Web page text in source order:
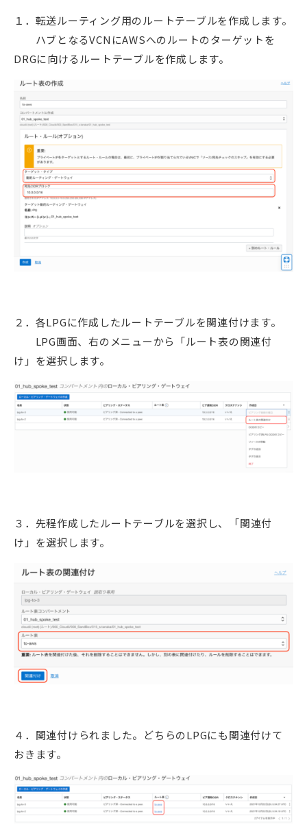
１．転送ルーティング用のルートテーブルを作成します。
ハブとなるVCNにAWSへのルートのターゲットを
DRGに向けるルートテーブルを作成します。
２．各LPGに作成したルートテーブルを関連付けます。
LPG画面、右のメニューから「ルート表の関連付
け」を選択します。
３．先程作成したルートテーブルを選択し、「関連付
け」を選択します。
４．関連付けられました。どちらのLPGにも関連付けて
おきます。